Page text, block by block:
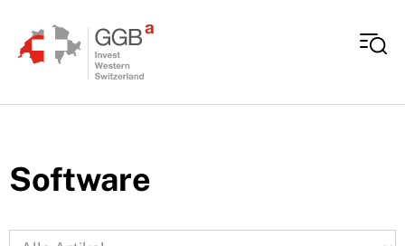
Software